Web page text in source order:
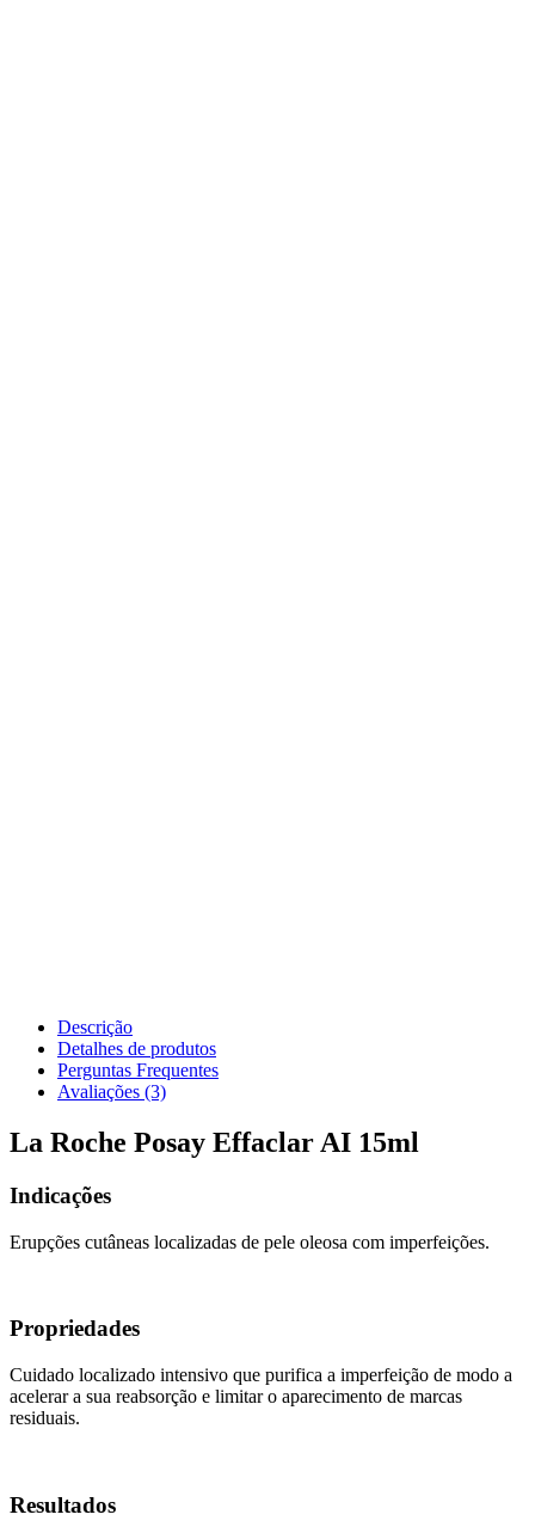
Descrição
Detalhes de produtos
Perguntas Frequentes
Avaliações (3)
La Roche Posay Effaclar AI 15ml
Indicações
Erupções cutâneas localizadas de pele oleosa com imperfeições.
Propriedades
Cuidado localizado intensivo que purifica a imperfeição de modo a
acelerar a sua reabsorção e limitar o aparecimento de marcas
residuais.
Resultados